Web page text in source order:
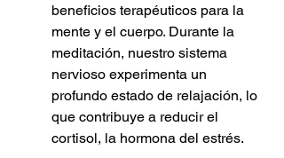
beneficios terapéuticos para la
mente y el cuerpo. Durante la
meditación, nuestro sistema
nervioso experimenta un
profundo estado de relajación, lo
que contribuye a reducir el
cortisol, la hormona del estrés.